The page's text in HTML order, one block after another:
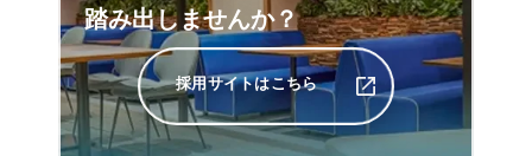
踏み出しませんか？
採用サイトはこちら